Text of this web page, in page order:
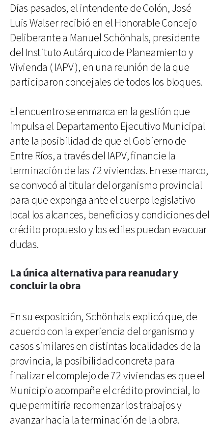
Días pasados, el intendente de Colón, José
Luis Walser recibió en el Honorable Concejo
Deliberante a Manuel Schönhals, presidente
del Instituto Autárquico de Planeamiento y
Vivienda ( IAPV ), en una reunión de la que
participaron concejales de todos los bloques.
El encuentro se enmarca en la gestión que
impulsa el Departamento Ejecutivo Municipal
ante la posibilidad de que el Gobierno de
Entre Ríos, a través del IAPV, financie la
terminación de las 72 viviendas. En ese marco,
se convocó al titular del organismo provincial
para que exponga ante el cuerpo legislativo
local los alcances, beneficios y condiciones del
crédito propuesto y los ediles puedan evacuar
dudas.
La única alternativa para reanudar y
concluir la obra
En su exposición, Schönhals explicó que, de
acuerdo con la experiencia del organismo y
casos similares en distintas localidades de la
provincia, la posibilidad concreta para
finalizar el complejo de 72 viviendas es que el
Municipio acompañe el crédito provincial, lo
que permitiría recomenzar los trabajos y
avanzar hacia la terminación de la obra.